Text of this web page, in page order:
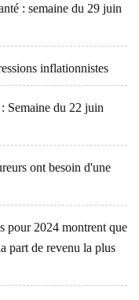
: semaine du 29 juin
inflationnistes
Semaine du 22 juin
ont besoin d'une
pour 2024 montrent que
part de revenu la plus